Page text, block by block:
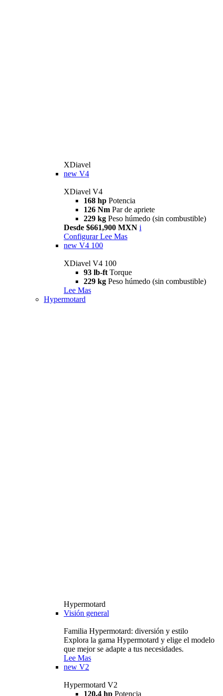
XDiavel
new V4
XDiavel V4
168 hp Potencia
126 Nm Par de apriete
229 kg Peso húmedo (sin combustible)
Desde $661,900 MXN i
Configurar Lee Mas
new V4 100
XDiavel V4 100
93 lb-ft Torque
229 kg Peso húmedo (sin combustible)
Lee Mas
Hypermotard
Hypermotard
Visión general
Familia Hypermotard: diversión y estilo
Explora la gama Hypermotard y elige el modelo
que mejor se adapte a tus necesidades.
Lee Mas
new V2
Hypermotard V2
120,4 hp Potencia